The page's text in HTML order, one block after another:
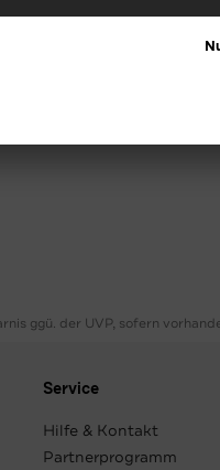
ggü. der UVP, sofern
Service
Hilfe & Kontakt
Partnerprogramm